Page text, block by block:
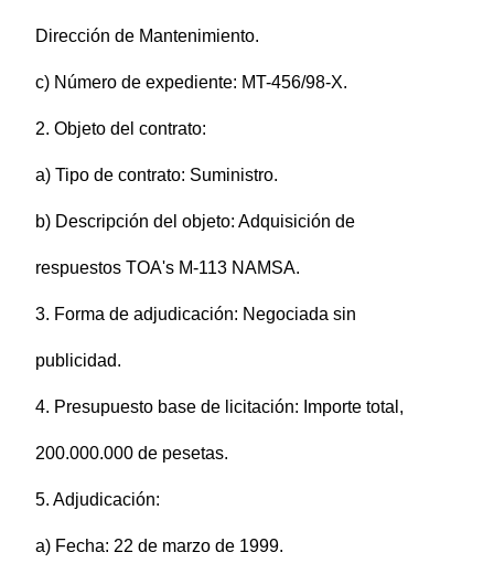
Dirección de Mantenimiento.
c) Número de expediente: MT-456/98-X.
2. Objeto del contrato:
a) Tipo de contrato: Suministro.
b) Descripción del objeto: Adquisición de
respuestos TOA's M-113 NAMSA.
3. Forma de adjudicación: Negociada sin
publicidad.
4. Presupuesto base de licitación: Importe total,
200.000.000 de pesetas.
5. Adjudicación:
a) Fecha: 22 de marzo de 1999.